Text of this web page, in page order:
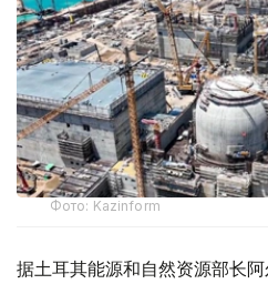
Фото: Kazinform
据土耳其能源和自然资源部长